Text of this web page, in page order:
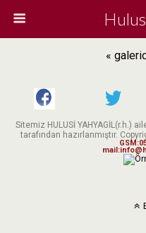
«
Sitemiz HULUSİ YAHYAGİL(r.h.)
tarafından hazırlanmıştır.